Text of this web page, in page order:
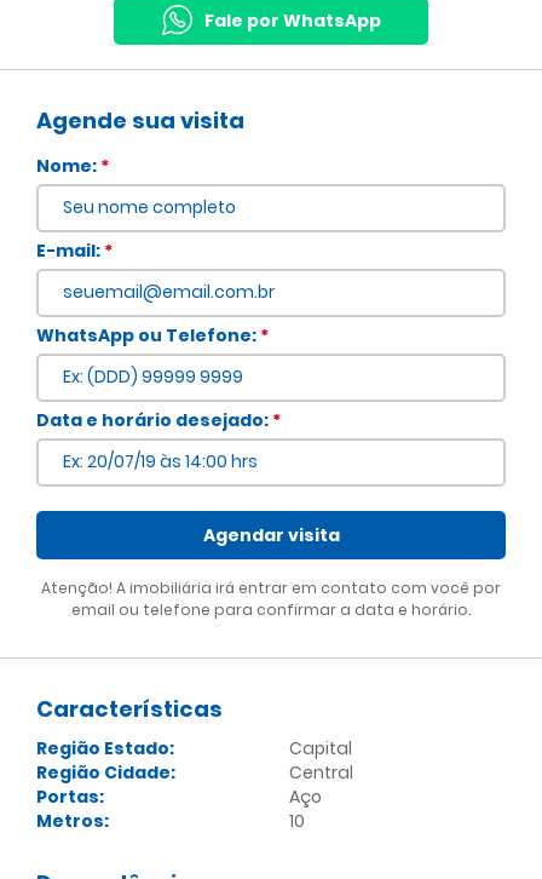
Fale por WhatsApp
Agende sua visita
Nome: *
E-mail: *
WhatsApp ou Telefone: *
Data e horário desejado: *
Agendar visita
Atenção! A imobiliária irá entrar em contato com você por
email ou telefone para confirmar a data e horário.
Voltar
Características
Região Estado:
Capital
Região Cidade:
Central
Portas:
Aço
Metros:
10